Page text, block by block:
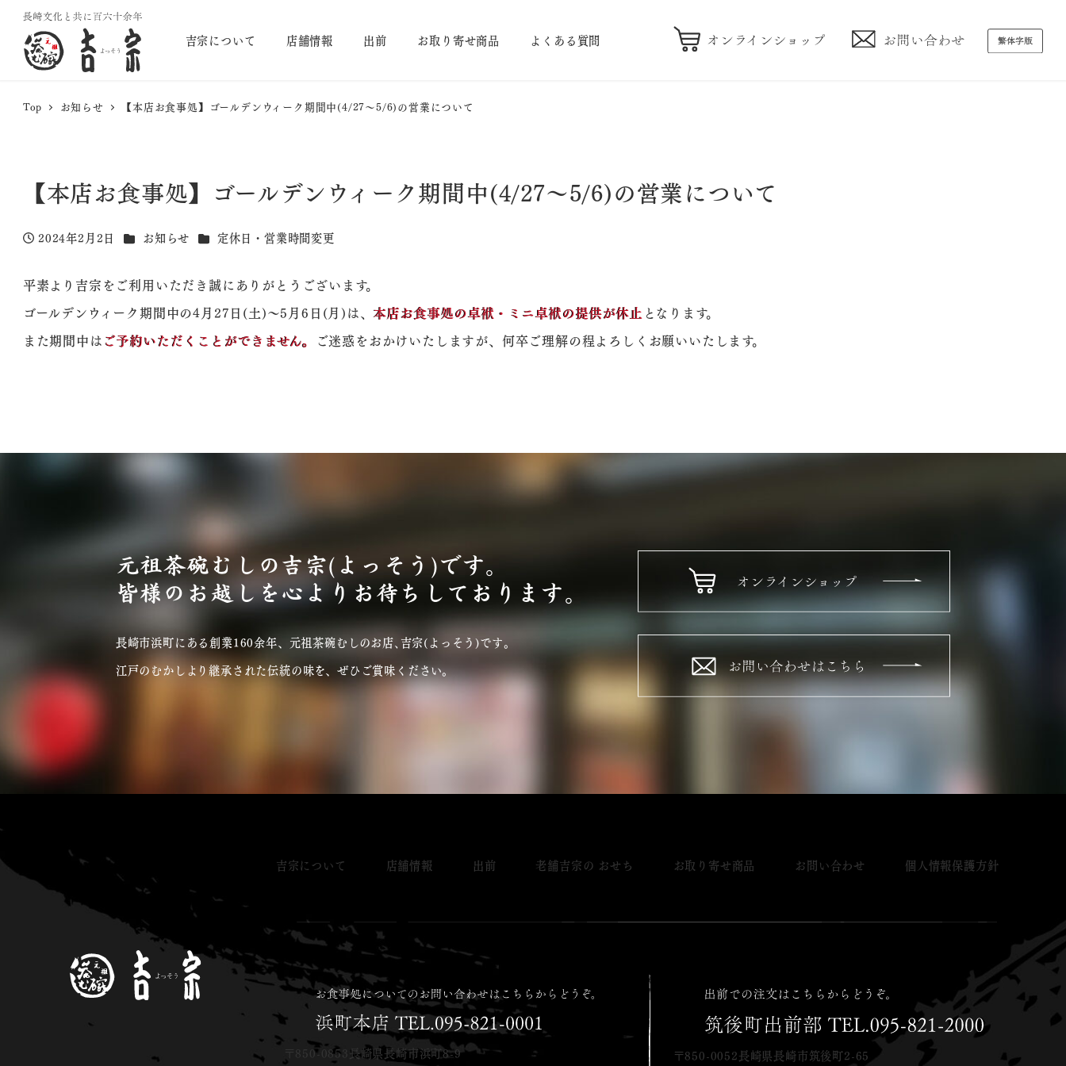
吉宗について 店舗情報 出前 お取り寄せ商品 よくある質問
Top お知らせ 【本店お食事処】ゴールデンウィーク期間中(4/27～5/6)の営業について
【本店お食事処】ゴールデンウィーク期間中(4/27～5/6)の営業について
投稿日
2024年2月2日 カテゴリー
お知らせ カテゴリー
定休日・営業時間変更
平素より吉宗をご利用いただき誠にありがとうございます。
ゴールデンウィーク期間中の4月27日(土)～5月6日(月)は、本店お食事処の卓袱・ミニ卓袱の提供が休止 となります。
また期間中はご予約いただくことができません。 ご迷惑をおかけいたしますが、何卒ご理解の程よろしくお願いいたします。
元祖茶碗むしの吉宗(よっそう)です。
皆様のお越しを心よりお待ちしております。
長崎市浜町にある創業160余年、元祖茶碗むしのお店､吉宗(よっそう)です｡
江戸のむかしより継承された伝統の味を、ぜひご賞味ください。
吉宗について 店舗情報 出前 老舗吉宗の おせち お取り寄せ商品 お問い合わせ 個人情報保護方針
〒850-0853 長崎県長崎市浜町8-9 〒850-0052長崎県長崎市筑後町2-65